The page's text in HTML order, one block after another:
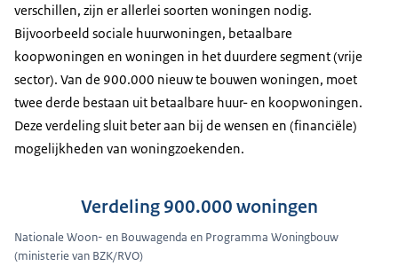
verschillen, zijn er allerlei soorten woningen nodig.
Bijvoorbeeld sociale huurwoningen, betaalbare
koopwoningen en woningen in het duurdere segment (vrije
sector). Van de 900.000 nieuw te bouwen woningen, moet
twee derde bestaan uit betaalbare huur- en koopwoningen.
Deze verdeling sluit beter aan bij de wensen en (financiële)
mogelijkheden van woningzoekenden.
Verdeling 900.000 woningen
Nationale Woon- en Bouwagenda en Programma Woningbouw
(ministerie van BZK/RVO)